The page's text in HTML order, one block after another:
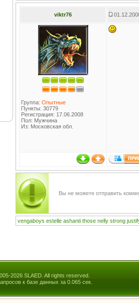
viktr76
Группа: Опытные
Пункты: 30779
Регистрация: 17.06.2008
Пол: Мужчина
Из: Московская обл.
Вы не можете отправить
vengaboys estelle ashanti those nelly strong
2026 SLAED. All rights reserved.
к базе данных за 0.065 сек.